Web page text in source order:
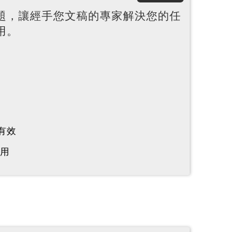
，讓經手您文稿的專家解決您的任
效